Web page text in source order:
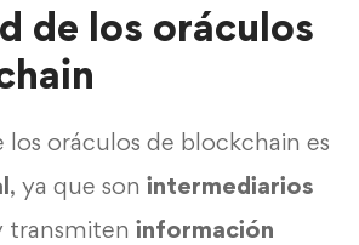
de los oráculos
los oráculos de blockchain es
, ya que son intermediarios
transmiten información